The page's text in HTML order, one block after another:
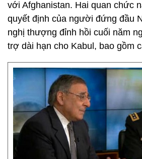
với Afghanistan. Hai quan chức
quyết định của người đứng đầu
nghị thượng đỉnh hồi cuối năm
trợ dài hạn cho Kabul, bao gồm